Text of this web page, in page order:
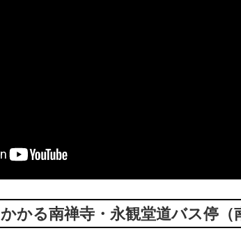
かる南禅寺・永観堂道バス停（